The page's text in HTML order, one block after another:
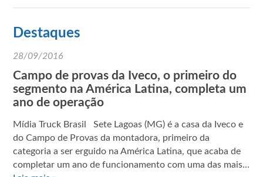
Destaques
28/09/2016
Campo de provas da Iveco, o primeiro do
segmento na América Latina, completa um
ano de operação
Mídia Truck Brasil Sete Lagoas (MG) é a casa da Iveco e
do Campo de Provas da montadora, primeiro da
categoria a ser erguido na América Latina, que acaba de
completar um ano de funcionamento com uma das mais…